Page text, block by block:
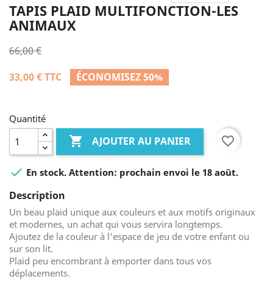
TAPIS PLAID MULTIFONCTION-LES
ANIMAUX
66,00 €
33,00 €TTC ÉCONOMISEZ 50%
Quantité
 AJOUTER AU PANIER favorite_border
 En stock. Attention: prochain envoi le 18 août.
Description
Un beau plaid unique aux couleurs et aux motifs originaux
et modernes, un achat qui vous servira longtemps.
Ajoutez de la couleur à l'espace de jeu de votre enfant ou
sur son lit.
Plaid peu encombrant à emporter dans tous vos
déplacements.